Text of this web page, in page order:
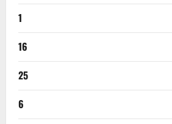
1
16
25
6